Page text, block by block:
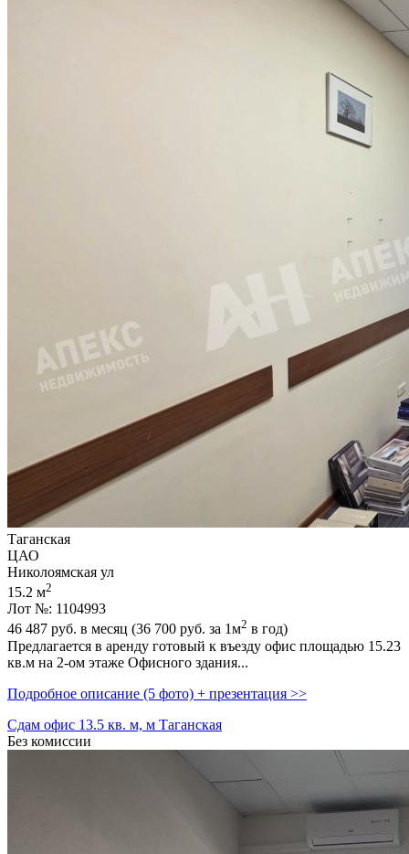
Таганская
ЦАО
Николоямская ул
15.2 м2
Лот №: 1104993
46 487 руб. в месяц (36 700 руб. за 1м2 в год)
Предлагается в аренду готовый к въезду офис площадью 15.23
кв.м на 2-ом этаже Офисного здания...
Подробное описание (5 фото) + презентация >>
Сдам офис 13.5 кв. м, м Таганская
Без комиссии